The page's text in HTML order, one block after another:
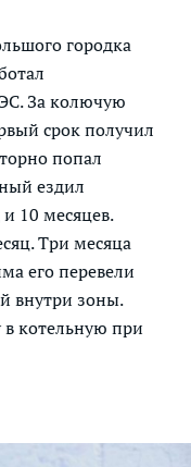
городка
За колючую
срок получил
попал
ездил
10 месяцев.
Три месяца
его перевели
внутри зоны.
котельную при